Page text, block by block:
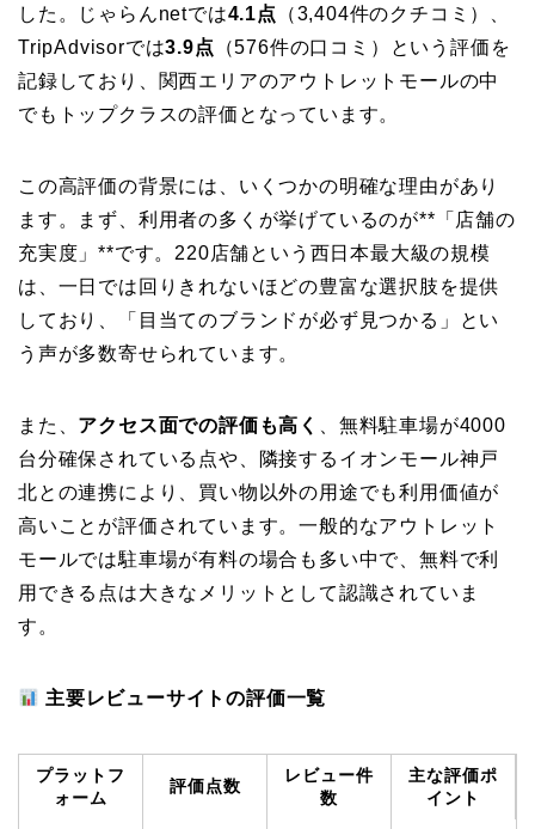
した。じゃらんnetでは4.1点
（3,404件のクチコミ）、
TripAdvisorでは3.9点 （576件の口コミ）という評価を
記録しており、関西エリアのアウトレットモールの中
でもトップクラスの評価となっています。
この高評価の背景には、いくつかの明確な理由があり
ます。まず、利用者の多くが挙げているのが**「店舗の
充実度」**です。220店舗という西日本最大級の規模
は、一日では回りきれないほどの豊富な選択肢を提供
しており、「目当てのブランドが必ず見つかる」とい
う声が多数寄せられています。
また、 アクセス面での評価も高く
、無料駐車場が4000
台分確保されている点や、隣接するイオンモール神戸
北との連携により、買い物以外の用途でも利用価値が
高いことが評価されています。一般的なアウトレット
モールでは駐車場が有料の場合も多い中で、無料で利
用できる点は大きなメリットとして認識されていま
す。
主要レビューサイトの評価一覧
プラットフ
ォーム
評価点数
レビュー件
数
主な評価ポ
イント